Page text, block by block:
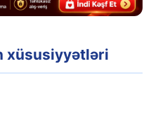
xüsusiyyətləri